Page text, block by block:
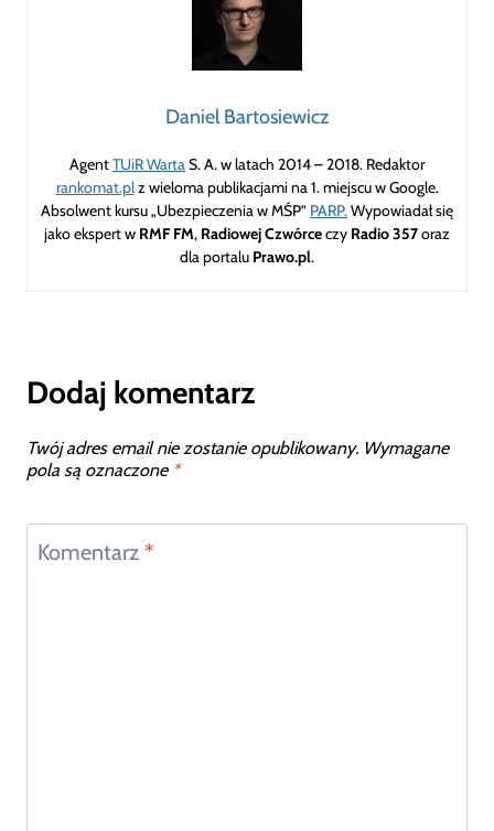
Daniel Bartosiewicz
AgentTUiR WartaS. A. w latach 2014 – 2018. Redaktor
rankomat.plz wieloma publikacjami na 1. miejscu w Google.
Absolwent kursu „Ubezpieczenia w MŚP” PARP.Wypowiadał się
jako ekspert w RMF FM, Radiowej Czwórceczy Radio 357oraz
dla portalu Prawo.pl.
Dodaj komentarz
Twój adres email nie zostanie opublikowany. Wymagane
pola są oznaczone *
Komentarz *